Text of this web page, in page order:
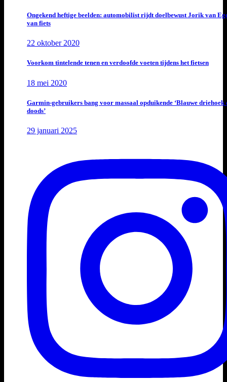
Ongekend heftige beelden: automobilist rijdt doelbewust Jorik van
van fiets
22 oktober 2020
Voorkom tintelende tenen en verdoofde voeten tijdens het fietsen
18 mei 2020
Garmin-gebruikers bang voor massaal opduikende ‘Blauwe driehoek
doods’
29 januari 2025